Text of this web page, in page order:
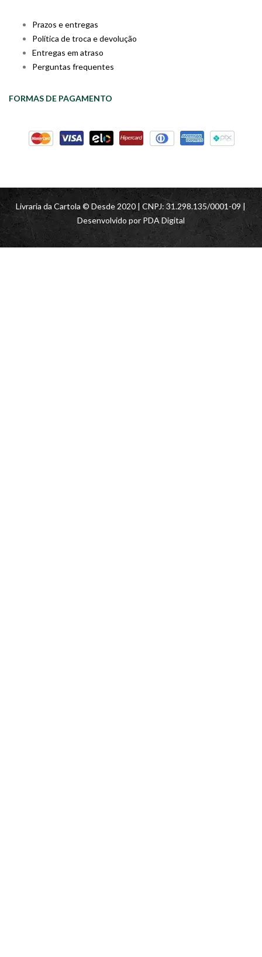
Prazos e entregas
Política de troca e devolução
Entregas em atraso
Perguntas frequentes
FORMAS DE PAGAMENTO
Livraria da Cartola © Desde 2020 | CNPJ: 31.298.135/0001-09 |
Desenvolvido por PDA Digital